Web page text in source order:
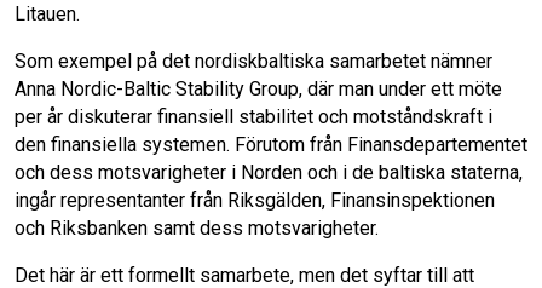
Litauen.
Som exempel på det nordiskbaltiska samarbetet nämner
Anna Nordic-Baltic Stability Group, där man under ett möte
per år diskuterar finansiell stabilitet och motståndskraft i
den finansiella systemen. Förutom från Finansdepartementet
och dess motsvarigheter i Norden och i de baltiska staterna,
ingår representanter från Riksgälden, Finansinspektionen
och Riksbanken samt dess motsvarigheter.
Det här är ett formellt samarbete, men det syftar till att